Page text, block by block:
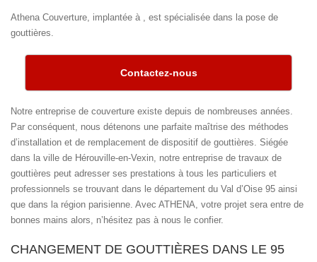
Athena Couverture, implantée à , est spécialisée dans la pose de
gouttières.
Contactez-nous
Notre entreprise de couverture existe depuis de nombreuses années.
Par conséquent, nous détenons une parfaite maîtrise des méthodes
d’installation et de remplacement de dispositif de gouttières. Siégée
dans la ville de Hérouville-en-Vexin, notre entreprise de travaux de
gouttières peut adresser ses prestations à tous les particuliers et
professionnels se trouvant dans le département du Val d’Oise 95 ainsi
que dans la région parisienne. Avec ATHENA, votre projet sera entre de
bonnes mains alors, n’hésitez pas à nous le confier.
CHANGEMENT DE GOUTTIÈRES DANS LE 95